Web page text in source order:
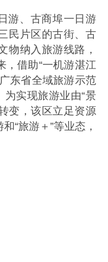
游、古商埠一日游
民片区的古街、古
物纳入旅游线路，
，借助“一机游湛江
东省全域旅游示范
为实现旅游业由“景
变，该区立足资源
“旅游＋”等业态，